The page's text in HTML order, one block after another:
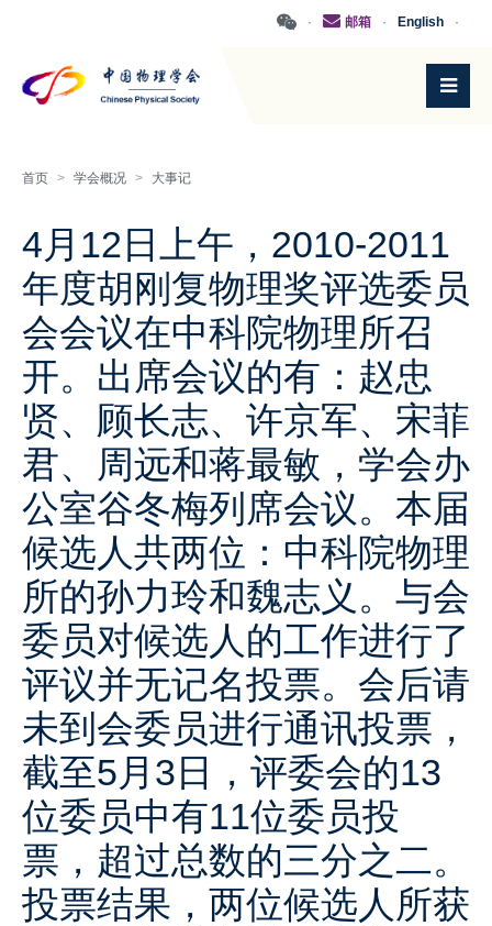
·
English
·
邮箱
·
首页 > 学会概况 > 大事记
4月12日上午，2010-2011
年度胡刚复物理奖评选委员
会会议在中科院物理所召
开。出席会议的有：赵忠
贤、顾长志、许京军、宋菲
君、周远和蒋最敏，学会办
公室谷冬梅列席会议。本届
候选人共两位：中科院物理
所的孙力玲和魏志义。与会
委员对候选人的工作进行了
评议并无记名投票。会后请
未到会委员进行通讯投票，
截至5月3日，评委会的13
位委员中有11位委员投
票，超过总数的三分之二。
投票结果，两位候选人所获